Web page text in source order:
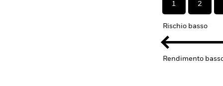
1 2
Rischio basso
Rendimento